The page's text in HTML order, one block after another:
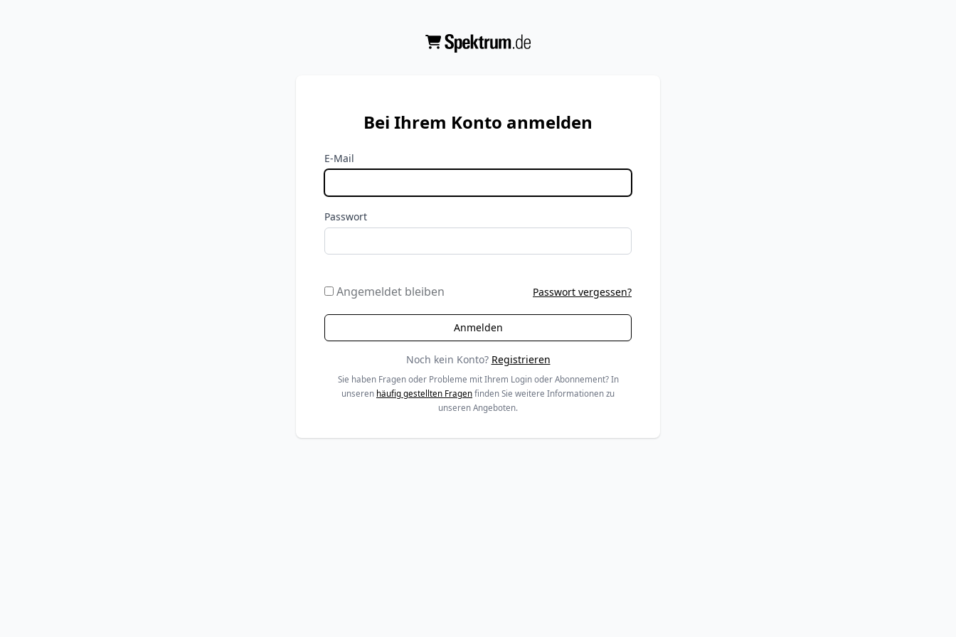
Bei Ihrem Konto anmelden
E-Mail
Passwort
Angemeldet bleiben Passwort vergessen?
Noch kein Konto? Registrieren
Sie haben Fragen oder Probleme mit Ihrem Login oder Abonnement? In
unseren häufig gestellten Fragen finden Sie weitere Informationen zu
unseren Angeboten.